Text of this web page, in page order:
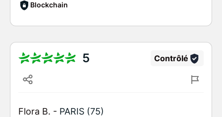
Blockchain
5 Contrôlé
Flora B. - PARIS (75)